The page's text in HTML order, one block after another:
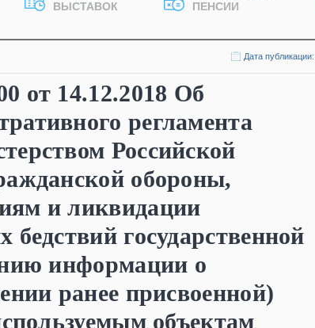
ВЫСТАВОК
ПЕНСИИ
Дата
от 14.12.2018 Об
регламента
Российской
обороны,
и ликвидации
бедствий государственной
информации о
ранее присвоенной)
объектам